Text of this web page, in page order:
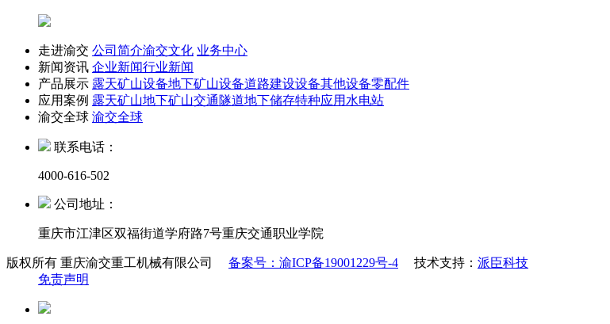
走进渝交 公司简介渝交文化 业务中心
新闻资讯 企业新闻行业新闻
产品展示 露天矿山设备地下矿山设备道路建设设备其他设备零配件
应用案例 露天矿山地下矿山交通隧道地下储存特种应用 水电站
渝交全球 渝交全球
联系电话：
4000-616-502
公司地址：
重庆市江津区双福街道学府路7号重庆交通职业学院
版权所有 重庆渝交重工机械有限公司 备案号：渝ICP备19001229号-4 技术支持： 派臣科技
免责声明